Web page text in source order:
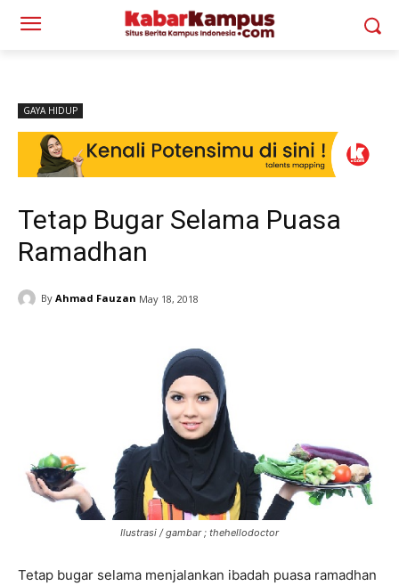
GAYA HIDUP
Tetap Bugar Selama Puasa
Ramadhan
By Ahmad Fauzan May 18, 2018
Ilustrasi / gambar ; thehellodoctor
Tetap bugar selama menjalankan ibadah puasa ramadhan